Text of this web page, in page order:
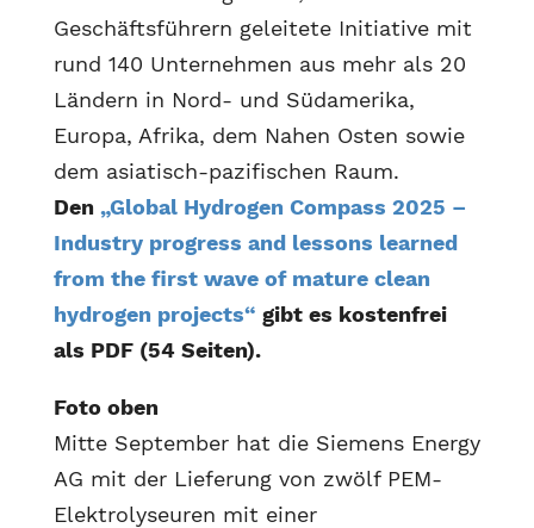
Geschäftsführern geleitete Initiative mit
rund 140 Unternehmen aus mehr als 20
Ländern in Nord- und Südamerika,
Europa, Afrika, dem Nahen Osten sowie
dem asiatisch-pazifischen Raum.
Den „Global Hydrogen Compass 2025 –
Industry progress and lessons learned
from the first wave of mature clean
hydrogen projects“ gibt es kostenfrei
als PDF (54 Seiten).
Foto oben
Mitte September hat die Siemens Energy
AG mit der Lieferung von zwölf PEM-
Elektrolyseuren mit einer